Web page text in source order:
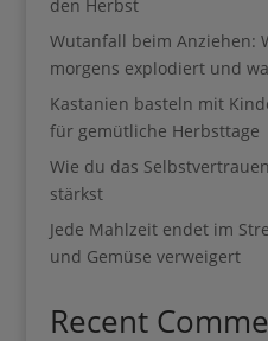
den Herbst
Wutanfall beim Anziehen:
morgens explodiert und
Kastanien basteln mit
für gemütliche Herbsttage
Wie du das
stärkst
Jede Mahlzeit endet im
und Gemüse verweigert
Recent